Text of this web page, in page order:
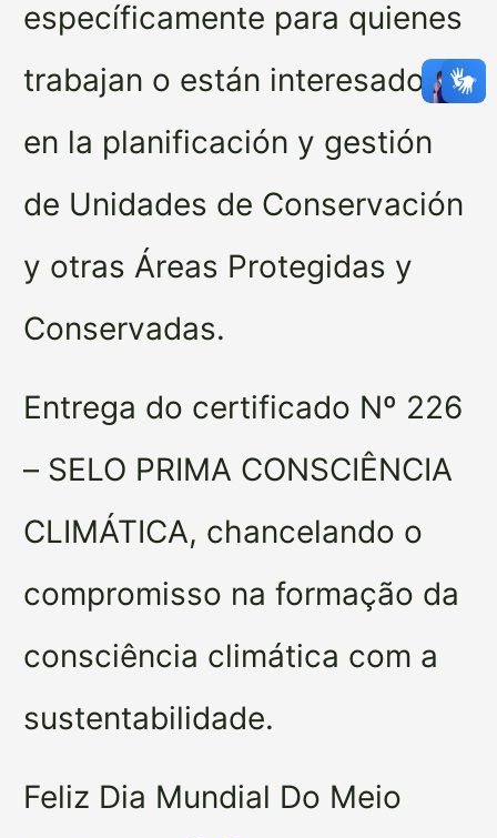
específicamente para quienes
trabajan o están interesados
en la planificación y gestión
de Unidades de Conservación
y otras Áreas Protegidas y
Conservadas.
Entrega do certificado Nº 226
– SELO PRIMA CONSCIÊNCIA
CLIMÁTICA, chancelando o
compromisso na formação da
consciência climática com a
sustentabilidade.
Feliz Dia Mundial Do Meio